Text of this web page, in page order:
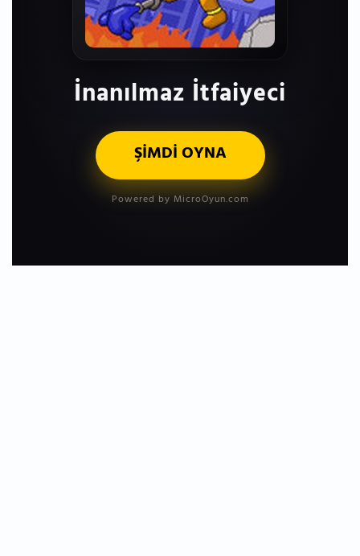
İnanılmaz İtfaiyeci
ŞİMDİ OYNA
Powered by MicroOyun.com